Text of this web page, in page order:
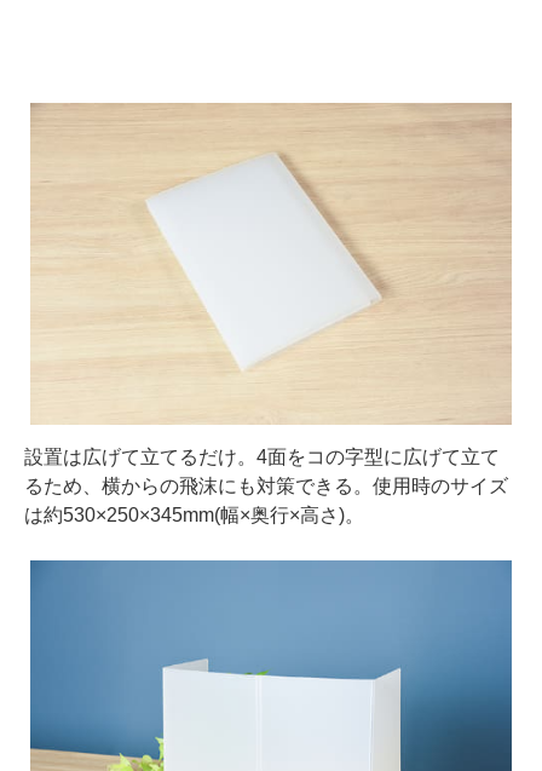
設置は広げて立てるだけ。4面をコの字型に広げて立て
るため、横からの飛沫にも対策できる。使用時のサイズ
は約530×250×345mm(幅×奥行×高さ)。